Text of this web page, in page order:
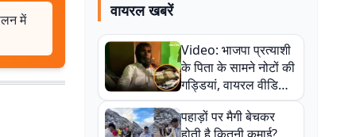
में
वायरल खबरें
Video: भाजपा प्रत्याशी
के पिता के सामने नोटों की
गड्डियां, वायरल वीडियो
से राजनीति में उबाल,
अजित महतो बोले- TMC
पहाड़ों पर मैगी बेचकर